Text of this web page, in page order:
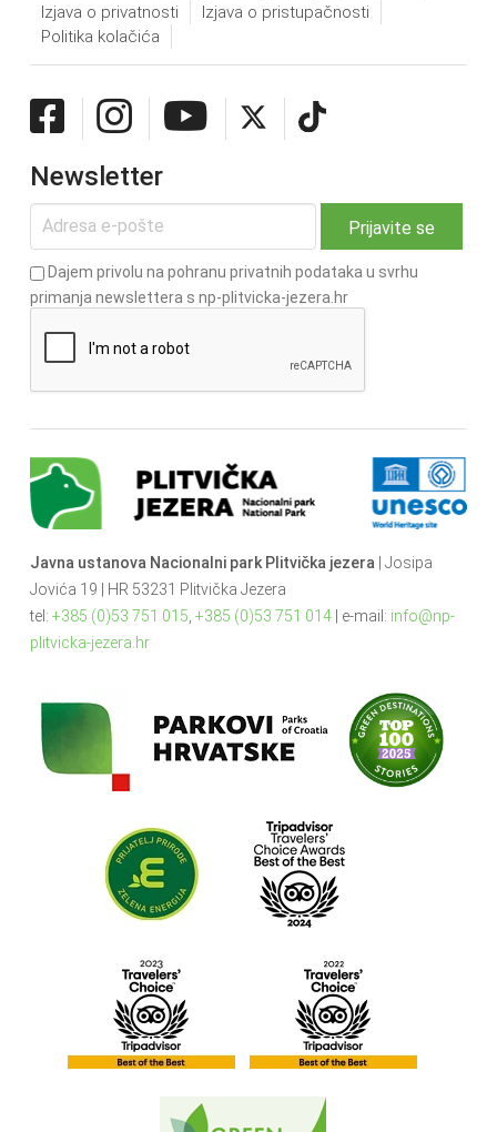
Izjava o privatnosti
Izjava o pristupačnosti
Politika kolačića
Newsletter
Dajem privolu na pohranu privatnih podataka u svrhu
primanja newslettera s np-plitvicka-jezera.hr
Javna ustanova Nacionalni park Plitvička jezera | Josipa
Jovića 19 | HR 53231 Plitvička Jezera
tel: +385 (0)53 751 015 +385 (0)53 751 014| e-mail: info@np-
plitvicka-jezera.hr